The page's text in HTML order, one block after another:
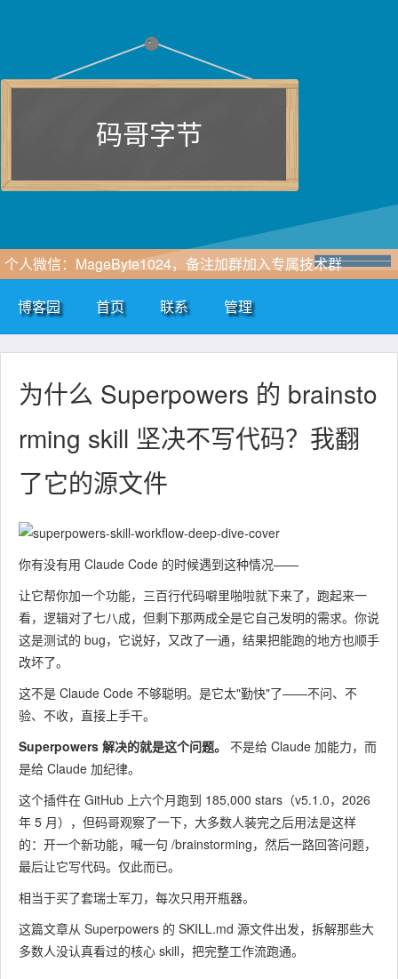
码哥字节
个人微信：MageByte1024，备注加群加入专属技术群
博客园 首页 联系 管理
为什么 Superpowers 的 brainsto
rming skill 坚决不写代码？我翻
了它的源文件
你有没有用 Claude Code 的时候遇到这种情况——
让它帮你加一个功能，三百行代码噼里啪啦就下来了，跑起来一
看，逻辑对了七八成，但剩下那两成全是它自己发明的需求。你说
这是测试的 bug，它说好，又改了一通，结果把能跑的地方也顺手
改坏了。
这不是 Claude Code 不够聪明。是它太"勤快"了——不问、不
验、不收，直接上手干。
Superpowers 解决的就是这个问题。 不是给 Claude 加能力，而
是给 Claude 加纪律。
这个插件在 GitHub 上六个月跑到 185,000 stars（v5.1.0，2026
年 5 月），但码哥观察了一下，大多数人装完之后用法是这样
的：开一个新功能，喊一句 /brainstorming，然后一路回答问题，
最后让它写代码。仅此而已。
相当于买了套瑞士军刀，每次只用开瓶器。
这篇文章从 Superpowers 的 SKILL.md 源文件出发，拆解那些大
多数人没认真看过的核心 skill，把完整工作流跑通。